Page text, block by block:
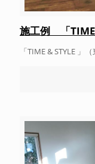
施工例 「TIME
「TIME & STYLE 」